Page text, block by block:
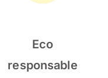
Eco
responsable